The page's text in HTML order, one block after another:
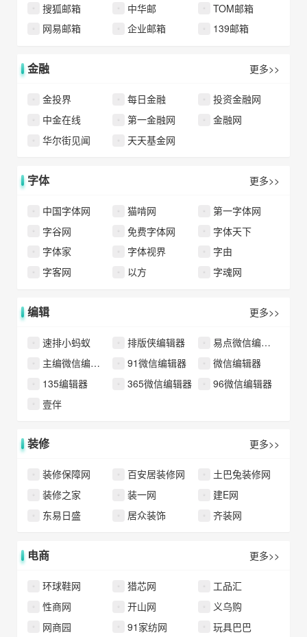
搜狐邮箱
中华邮
TOM邮箱
网易邮箱
企业邮箱 139邮箱
金融 更多>>
金投界 每日金融
投资金融网
中金在线
第一金融网
金融网
华尔街见闻
天天基金网
字体 更多>>
中国字体网 猫啃网
第一字体网
字谷网
免费字体网
字体天下
字体家
字体视界
字由
字客网
以方 字魂网
编辑 更多>>
速排小蚂蚁 排版侠编辑器
易点微信编辑器
主编微信编辑器
91微信编辑器
微信编辑器
135编辑器
365微信编辑器
96微信编辑器
壹伴
装修 更多>>
装修保障网 百安居装修网
土巴兔装修网
装修之家
装一网
建E网
东易日盛
居众装饰 齐装网
电商 更多>>
环球鞋网 猎芯网
工品汇
性商网
开山网
义乌购
网商园
91家纺网
玩具巴巴